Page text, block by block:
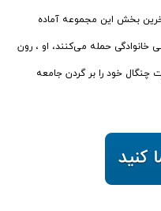
بخش این مجموعه آماده
حمله می‌کنند، او ، رون
چنگال خود را بر گردن جامعه